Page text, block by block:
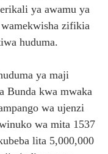
ya awamu ya
wamekwisha zifikia
huduma.
ya maji
Bunda kwa mwaka
wa ujenzi
wa mita 1537
lita 5,000,000